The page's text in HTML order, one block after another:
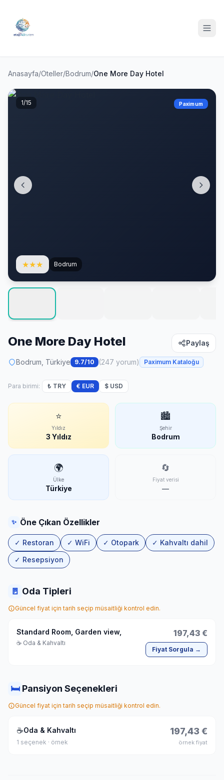
Anasayfa/Oteller/Bodrum/One More Day Hotel
★★★ Bodrum
Paximum
1/15
One More Day Hotel Paylaş
Bodrum, Türkiye 9.7/10 (247 yorum) Paximum Kataloğu
Para birimi: ₺ TRY € EUR $ USD
⭐
Yıldız
3 Yıldız
🏙
Şehir
Bodrum
🌍
Ülke
Türkiye
🔄
Fiyat verisi
—
✨ Öne Çıkan Özellikler
✓ Restoran ✓ WiFi ✓ Otopark
✓ Kahvaltı dahil
✓ Resepsiyon
🚪 Oda Tipleri
Güncel fiyat için tarih seçip müsaitliği kontrol edin.
Standard Room, Garden view,
☕ Oda & Kahvaltı
197,43 €
Fiyat Sorgula →
🛏 Pansiyon Seçenekleri
Güncel fiyat için tarih seçip müsaitliği kontrol edin.
☕Oda & Kahvaltı
1 seçenek · örnek
197,43 €
örnek fiyat